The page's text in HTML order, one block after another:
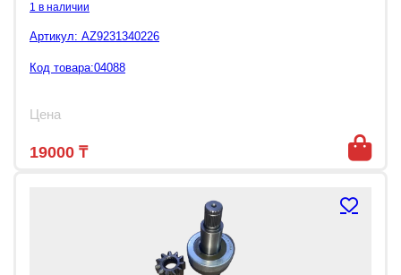
1 в наличии
Артикул: AZ9231340226
Код товара:04088
Цена
19000 ₸